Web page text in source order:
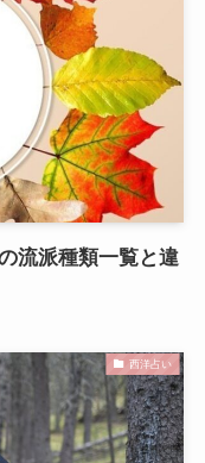
流派種類一覧と違
西洋占い